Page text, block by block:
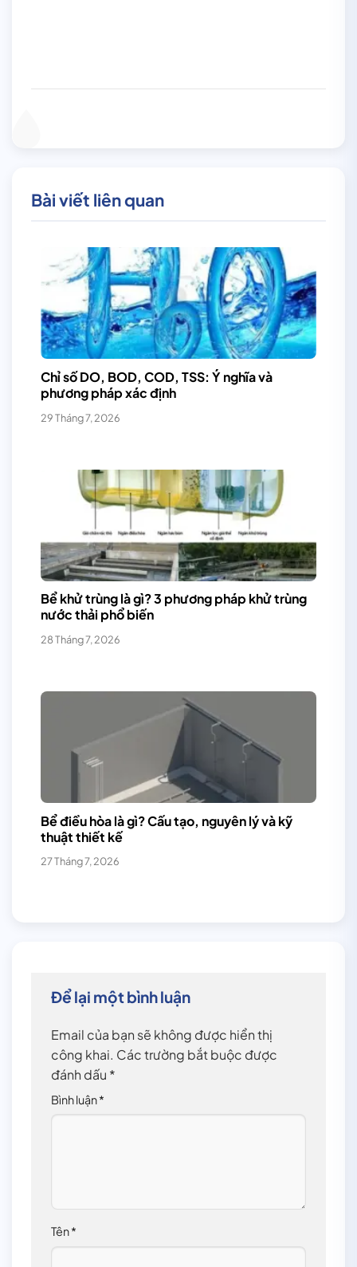
Bài viết liên quan
Chỉ số DO, BOD, COD, TSS: Ý nghĩa và
phương pháp xác định
29 Tháng 7, 2026
Bể khử trùng là gì? 3 phương pháp khử trùng
nước thải phổ biến
28 Tháng 7, 2026
Bể điều hòa là gì? Cấu tạo, nguyên lý và kỹ
thuật thiết kế
27 Tháng 7, 2026
Để lại một bình luận
Email của bạn sẽ không được hiển thị
công khai. Các trường bắt buộc được
đánh dấu *
Bình luận*
Tên*